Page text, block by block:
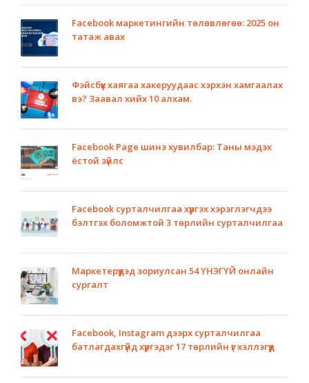
Facebook маркетингийн төлөвлөгөө: 2025 он
татаж авах
Фэйсбүүк хаягаа хакеруудаас хэрхэн хамгаалах
вэ? Заавал хийх 10 алхам.
Facebook Page шинэ хувилбар: Таны мэдэх
ёстой зүйлс
Facebook сурталчилгаа хүргэх хэрэглэгчдээ
бэлтгэх боломжтой 3 төрлийн сурталчилгаа
Маркетерүүдэд зориулсан 54 ҮНЭГҮЙ онлайн
сургалт
Facebook, Instagram дээрх сурталчилгаа
батлагдахгүйд хүргэдэг 17 төрлийн үг хэллэгүүд